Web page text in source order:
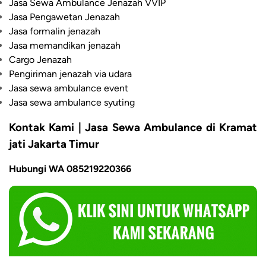
Jasa Sewa Ambulance Jenazah VVIP
Jasa Pengawetan Jenazah
Jasa formalin jenazah
Jasa memandikan jenazah
Cargo Jenazah
Pengiriman jenazah via udara
Jasa sewa ambulance event
Jasa sewa ambulance syuting
Kontak Kami | Jasa Sewa Ambulance di Kramat
jati Jakarta Timur
Hubungi WA 085219220366